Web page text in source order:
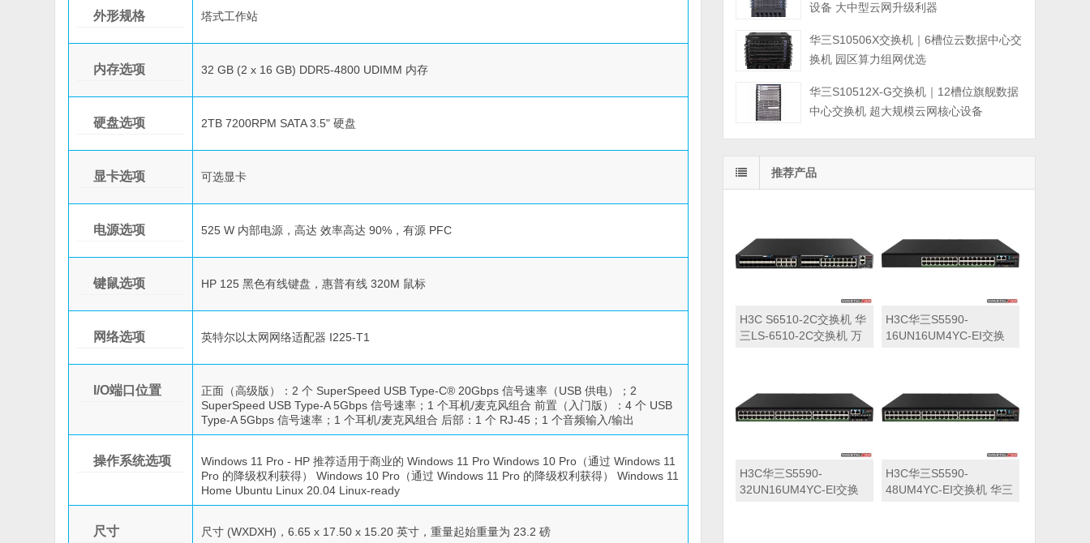
外形规格 塔式工作站
内存选项 32 GB (2 x 16 GB) DDR5-4800 UDIMM 内存
硬盘选项 2TB 7200RPM SATA 3.5" 硬盘
显卡选项 可选显卡
电源选项 525 W 内部电源，高达 效率高达 90%，有源 PFC
键鼠选项 HP 125 黑色有线键盘，惠普有线 320M 鼠标
网络选项 英特尔以太网网络适配器 I225-T1
I/O端口位置
正面（高级版）：2 个 SuperSpeed USB Type-C® 20Gbps 信号速率（USB 供电）；2
SuperSpeed USB Type-A 5Gbps 信号速率；1 个耳机/麦克风组合 前置（入门版）：4 个 USB
Type-A 5Gbps 信号速率；1 个耳机/麦克风组合 后部：1 个 RJ-45；1 个音频输入/输出
操作系统选项
Windows 11 Pro - HP 推荐适用于商业的 Windows 11 Pro Windows 10 Pro（通过 Windows 11
Pro 的降级权利获得） Windows 10 Pro（通过 Windows 11 Pro 的降级权利获得） Windows 11
Home Ubuntu Linux 20.04 Linux-ready
尺寸 尺寸 (WXDXH)，6.65 x 17.50 x 15.20 英寸，重量起始重量为 23.2 磅
设备 大中型云网升级利器
华三S10506X交换机｜6槽位云数据中心交
换机 园区算力组网优选
华三S10512X-G交换机｜12槽位旗舰数据
中心交换机 超大规模云网核心设备
推荐产品
H3C S6510-2C交换机 华
三LS-6510-2C交换机 万
H3C华三S5590-
16UN16UM4YC-EI交换
H3C华三S5590-
32UN16UM4YC-EI交换
H3C华三S5590-
48UM4YC-EI交换机 华三